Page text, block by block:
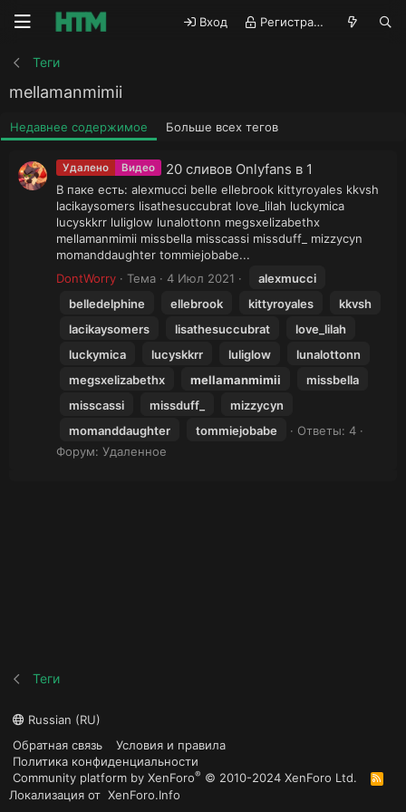
Вход Регистрация
Теги
mellamanmimii
Недавнее содержимое Больше всех тегов
Удалено Видео 20 сливов Onlyfans в 1
В паке есть: alexmucci belle ellebrook kittyroyales kkvsh
lacikaysomers lisathesuccubrat love_lilah luckymica
lucyskkrr luliglow lunalottonn megsxelizabethx
mellamanmimii missbella misscassi missduff_ mizzycyn
momanddaughter tommiejobabe...
DontWorry
Тема 4 Июл 2021
alexmucci
belledelphine
ellebrook kittyroyales
kkvsh
lacikaysomers
lisathesuccubrat
love_lilah
luckymica
lucyskkrr luliglow
lunalottonn
megsxelizabethx
mellamanmimii
missbella
misscassi
missduff_
mizzycyn
momanddaughter
tommiejobabe
Ответы: 4
Форум: Удаленное
Теги
Russian (RU)
Обратная связь
Условия и правила
Политика конфиденциальности
Community platform by XenForo® © 2010-2024 XenForo Ltd.
R
S
Локализация от XenForo.Info